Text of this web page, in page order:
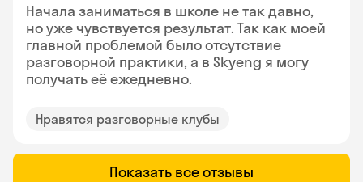
Начала заниматься в школе не так давно,
но уже чувствуется результат. Так как моей
главной проблемой было отсутствие
разговорной практики, а в Skyeng я могу
получать её ежедневно.
Нравятся разговорные клубы
Показать все отзывы